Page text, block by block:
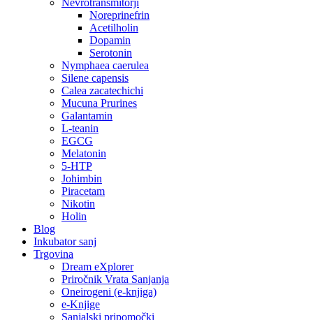
Nevrotransmitorji
Noreprinefrin
Acetilholin
Dopamin
Serotonin
Nymphaea caerulea
Silene capensis
Calea zacatechichi
Mucuna Prurines
Galantamin
L-teanin
EGCG
Melatonin
5-HTP
Johimbin
Piracetam
Nikotin
Holin
Blog
Inkubator sanj
Trgovina
Dream eXplorer
Priročnik Vrata Sanjanja
Oneirogeni (e-knjiga)
e-Knjige
Sanjalski pripomočki